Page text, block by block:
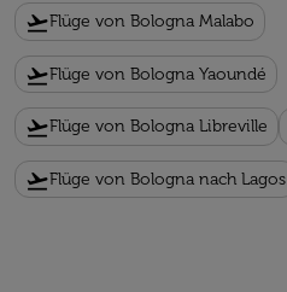
flight_takeoffFlüge von Bologna Malabo
flight_takeoffFlüge von Bologna Yaoundé
flight_takeoffFlüge von Bologna Libreville
flight_takeoffFlüge von Bologna nach Lagos